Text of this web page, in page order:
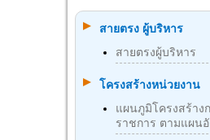
สายตรง ผู้บริหาร
สายตรงผู้บริหาร
โครงสร้างหน่วยงาน
แผนภูมิโครงสร้าง
ราชการ ตามแผน